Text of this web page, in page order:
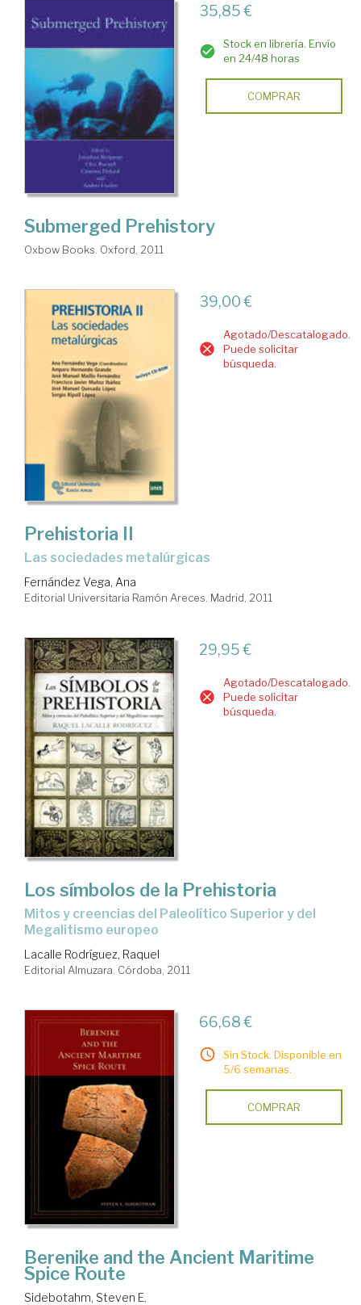
35,85 €
Stock en librería. Envío
en 24/48 horas
COMPRAR
Submerged Prehistory
Oxbow Books. Oxford, 2011
39,00 €
Agotado/Descatalogado.
Puede solicitar
búsqueda.
Prehistoria II
Las sociedades metalúrgicas
Fernández Vega, Ana
Editorial Universitaria Ramón Areces. Madrid, 2011
29,95 €
Agotado/Descatalogado.
Puede solicitar
búsqueda.
Los símbolos de la Prehistoria
mitos y creencias del Paleolítico Superior y del
Megalitismo europeo
Lacalle Rodríguez, Raquel
Editorial Almuzara. Córdoba, 2011
66,68 €
Sin Stock. Disponible en
5/6 semanas.
COMPRAR
Berenike and the Ancient Maritime
Spice Route
Sidebotahm, Steven E.